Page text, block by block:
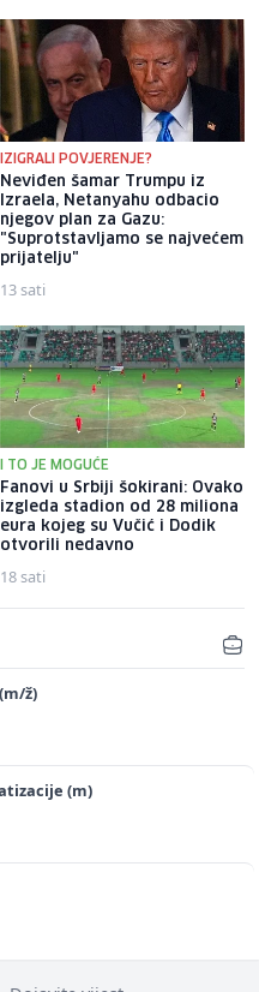
IZIGRALI POVJERENJE?
Neviđen šamar Trumpu iz
Izraela, Netanyahu odbacio
njegov plan za Gazu:
"Suprotstavljamo se najvećem
prijatelju"
13 sati
I TO JE MOGUĆE
Fanovi u Srbiji šokirani: Ovako
izgleda stadion od 28 miliona
eura kojeg su Vučić i Dodik
otvorili nedavno
18 sati
ž)
(m)